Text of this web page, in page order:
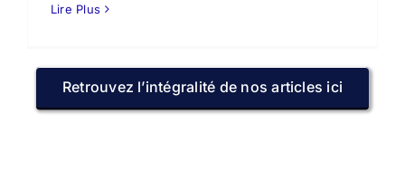
Lire Plus
Retrouvez l’intégralité de nos articles ici